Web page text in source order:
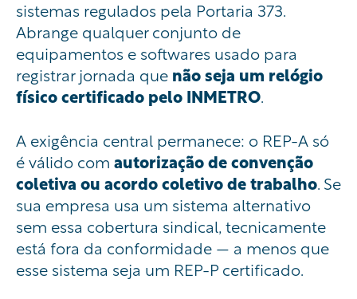
sistemas regulados pela Portaria 373.
Abrange qualquer conjunto de
equipamentos e softwares usado para
registrar jornada que não seja um relógio
físico certificado pelo INMETRO.
A exigência central permanece: o REP-A só
é válido com autorização de convenção
coletiva ou acordo coletivo de trabalho. Se
sua empresa usa um sistema alternativo
sem essa cobertura sindical, tecnicamente
está fora da conformidade — a menos que
esse sistema seja um REP-P certificado.